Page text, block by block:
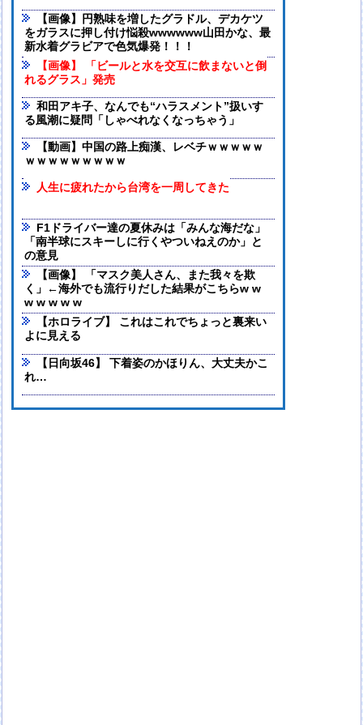
【画像】円熟味を増したグラドル、デカケツ
をガラスに押し付け悩殺wwwwww山田かな、最
新水着グラビアで色気爆発！！！
【画像】 「ビールと水を交互に飲まないと倒
れるグラス」発売
和田アキ子、なんでも“ハラスメント”扱いす
る風潮に疑問「しゃべれなくなっちゃう」
【動画】中国の路上痴漢、レベチｗｗｗｗｗ
ｗｗｗｗｗｗｗｗｗ
人生に疲れたから台湾を一周してきた
F1ドライバー達の夏休みは「みんな海だな」
「南半球にスキーしに行くやついねえのか」と
の意見
【画像】 「マスク美人さん、また我々を欺
く」←海外でも流行りだした結果がこちらw w
w w w w w
【ホロライブ】 これはこれでちょっと裏来い
よに見える
【日向坂46】 下着姿のかほりん、大丈夫かこ
れ…